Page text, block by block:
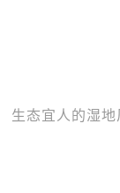
生态宜人的湿地